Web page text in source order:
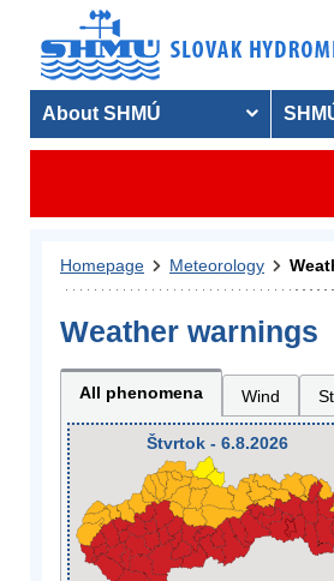
About SHMÚ
Homepage Meteorology
Weather warnings
All phenomena Wind
Štvrtok - 6.8.2026